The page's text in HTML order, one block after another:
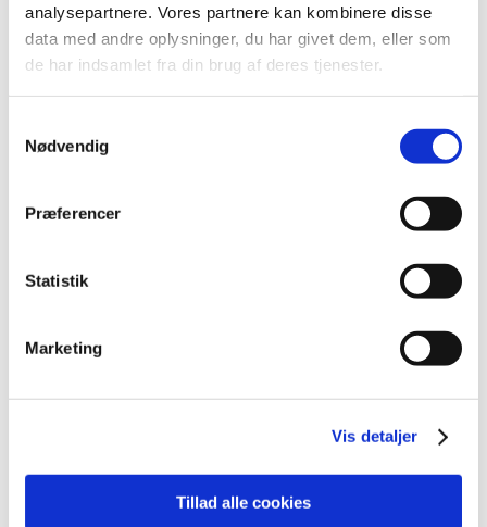
analysepartnere. Vores partnere kan kombinere disse
data med andre oplysninger, du har givet dem, eller som
de har indsamlet fra din brug af deres tjenester.
Nødvendig
Præferencer
Statistik
Marketing
Vis detaljer
Tillad alle cookies
2026 (17)
2025 (25)
2022 (37)
december (1)
oktober (5)
juni (4)